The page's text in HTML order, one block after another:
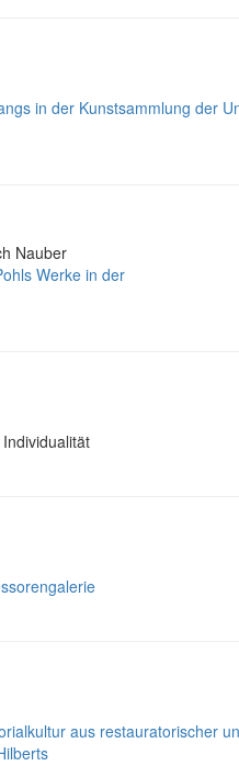
in der Kunstsammlung der
Nauber
Werke in der
aus restauratorischer